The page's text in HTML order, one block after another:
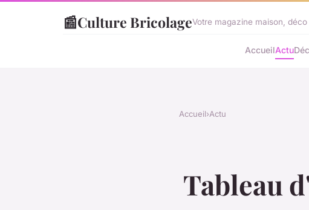
📰Culture BricolageVotre magazine maison,
AccueilActu
Accueil›Actu
Tableau